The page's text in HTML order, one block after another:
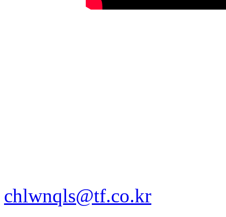
chlwnqls@tf.co.kr